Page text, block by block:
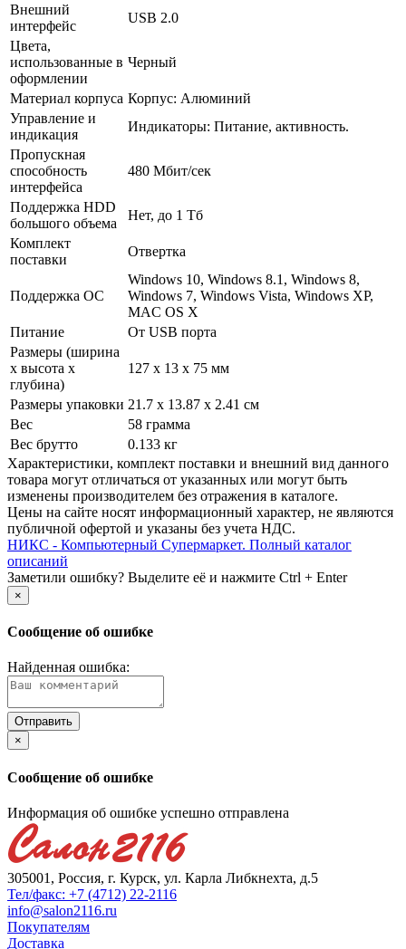
Внешний
интерфейс
USB 2.0
Цвета,
использованные в
оформлении
Черный
Материал корпуса Корпус: Алюминий
Управление и
индикация
Индикаторы: Питание, активность.
Пропускная
способность
интерфейса
480 Мбит/­сек
Поддержка HDD
большого объема
Нет, до 1 Тб
Комплект
поставки
Отвертка
Поддержка ОС
Windows 10, Windows 8.1, Windows 8,
Windows 7, Windows Vista, Windows XP,
MAC OS X
Питание
От USB порта
Размеры (ширина
х высота х
глубина)
127 x 13 x 75 мм
Размеры упаковки 21.7 x 13.87 x 2.41 см
Вес
58 грамма
Вес брутто
0.133 кг
Xарактеристики, комплект поставки и внешний вид данного
товара могут отличаться от указанных или могут быть
изменены производителем без отражения в каталоге.
Цены на сайте носят информационный характер, не являются
публичной офертой и указаны без учета НДС.
НИКС - Компьютерный Cупермаркет. Полный каталог
описаний
Заметили ошибку? Выделите её и нажмите Ctrl + Enter
×
Сообщение об ошибке
Найденная ошибка:
×
Сообщение об ошибке
Информация об ошибке успешно отправлена
305001, Россия, г. Курск, ул. Карла Либкнехта, д.5
Тел/факс: +7 (4712) 22-2116
info@salon2116.ru
Покупателям
Доставка